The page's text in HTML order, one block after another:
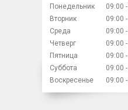
Понедельник 09:00
Вторник
09:00
Среда
09:00
Четверг
09:00
Пятница
09:00
Суббота
09:00
Воскресенье
09:00